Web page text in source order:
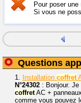
Pour poser
Si vous ne
Questions
1. Installation coffret
N°24302 : Bonjour.
coffretAC +
comme vous pouvez